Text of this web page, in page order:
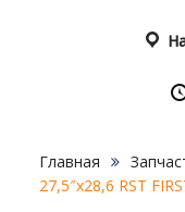
Главная
27,5″х28,6 RST